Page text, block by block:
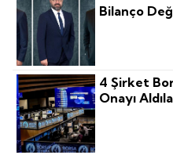
Bilanço
4 Şirket
Onayı